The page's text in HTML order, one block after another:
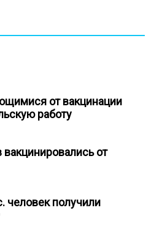
от вакцинации
работу
вакцинировались от
человек получили